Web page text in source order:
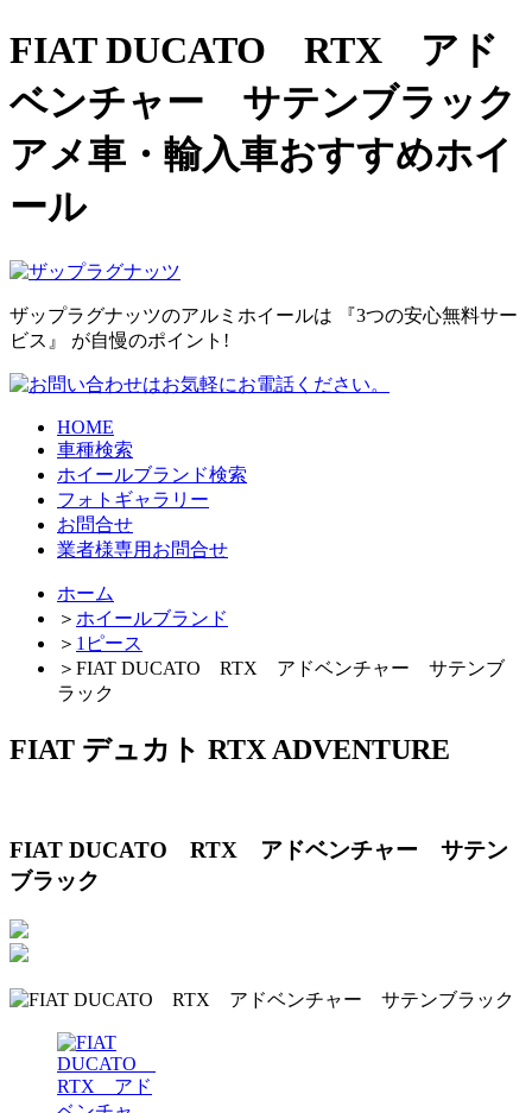
FIAT DUCATO RTX アド
ベンチャー サテンブラック
アメ車・輸入車おすすめホイ
ール
ザップラグナッツのアルミホイールは
『3つの安心無料サー
ビス』 が自慢のポイント!
HOME
車種検索
ホイールブランド検索
フォトギャラリー
お問合せ
業者様専用お問合せ
ホーム
＞ ホイールブランド
＞ 1ピース
＞ FIAT DUCATO RTX アドベンチャー サテンブ
ラック
FIAT デュカト RTX ADVENTURE
FIAT DUCATO RTX アドベンチャー サテン
ブラック